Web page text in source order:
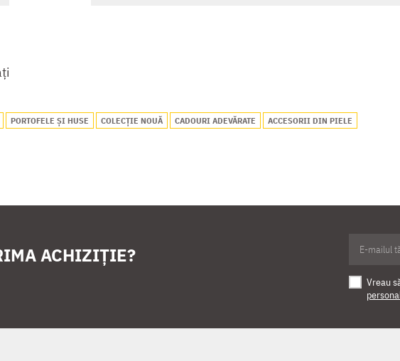
PORTOFELE ȘI HUSE COLECȚIE NOUĂ CADOURI ADEVĂRATE ACCESORII DIN PIELE
ACHIZIȚIE?
Vreau